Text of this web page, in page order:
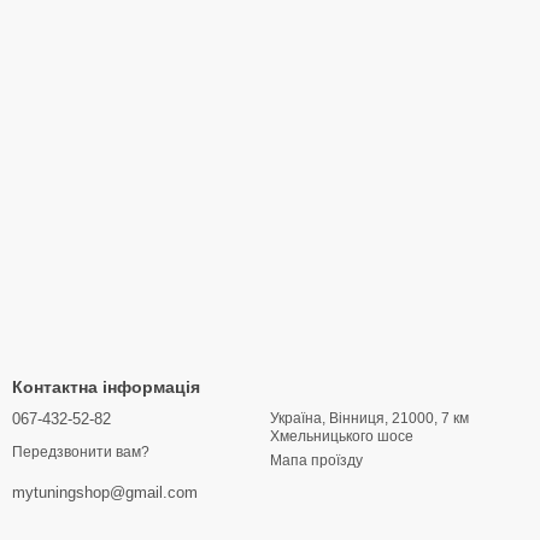
Контактна інформація
067-432-52-82
Передзвонити вам?
mytuningshop@gmail.com
Україна, Вінниця, 21000, 7 км
Хмельницького шосе
Мапа проїзду